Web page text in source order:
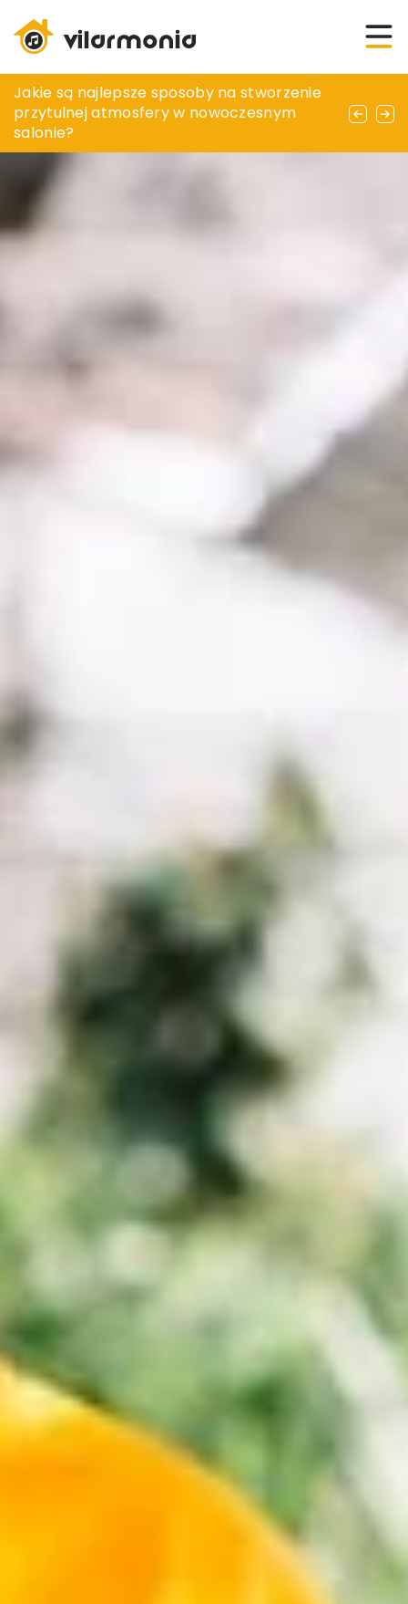
Jak wybrać najodpowiedniejszą prasę do
tłoczenia domowego oleju?
Jakie są najlepsze sposoby na stworzenie
przytulnej atmosfery w nowoczesnym
salonie?
Jak wybrać idealną tapetę do pokoju
dziecięcego?